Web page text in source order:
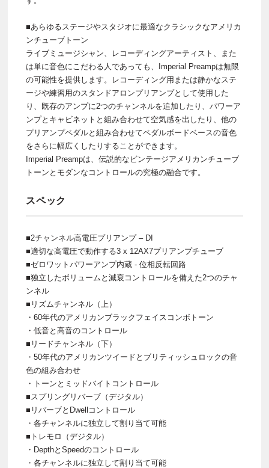
■あらゆるステージやスタジオに最適なクラシックなアメリカ
ンチューブトーン
ライブミュージシャン、レコーディングアーティスト、また
は単に音色にこだわる人であっても、Imperial Preampは無限
の可能性を提供します。レコーディング用または静かなステ
ージや練習用のスタンドアロンプ​​リアンプとして使用した
り、既存のアンプに2つのチャンネルを追加したり、パワーア
ンプとキャビネットと組み合わせて空気感を出したり、他の
プリアンプペダルと組み合わせてペダルボードベースの音色
をさらに幅広くしたりすることができます。
Imperial Preampは、伝説的なビンテージアメリカンチューブ
トーンとモダンなコントロールの究極の融合です。
スペック
■2チャンネル高電圧プリアンプ – DI
■適切な高電圧で動作する3 x 12AX7プリアンプチューブ
■ゼロワットパワーアンプ内蔵 - 位相反転回路
■独立したボリュームと減衰コントロールを備えた2つのチャ
ンネル
■リズムチャンネル（上）
・60年代のアメリカンブラックフェイスコンボトーン
・低音と高音のコントロール
■リードチャンネル（下）
・50年代のアメリカンツイードとブリティッシュロックの音
色の組み合わせ
・トーンとミッドバイトコントロール
■スプリングリバーブ（デジタル）
■リバーブとDwellコントロール
・各チャンネルに独立して割り当て可能
■トレモロ（デジタル）
・DepthとSpeedのコントロール
・各チャンネルに独立して割り当て可能